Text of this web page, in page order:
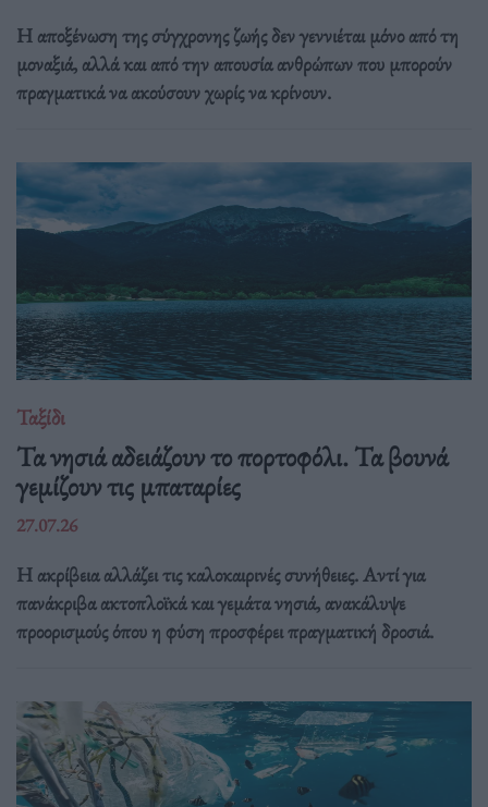
Η αποξένωση της σύγχρονης ζωής δεν γεννιέται μόνο από τη
μοναξιά, αλλά και από την απουσία ανθρώπων που μπορούν
πραγματικά να ακούσουν χωρίς να κρίνουν.
Ταξίδι
Τα νησιά αδειάζουν το πορτοφόλι. Τα βουνά
γεμίζουν τις μπαταρίες
27.07.26
Η ακρίβεια αλλάζει τις καλοκαιρινές συνήθειες. Αντί για
πανάκριβα ακτοπλοϊκά και γεμάτα νησιά, ανακάλυψε
προορισμούς όπου η φύση προσφέρει πραγματική δροσιά.